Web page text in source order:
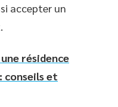
accepter un
résidence
conseils et